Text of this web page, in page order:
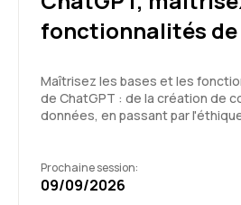
Fabienne P.
Notre formateur Jean-Luc
Cependant, pour moi il
cours et le niveau de groupe
fonctionnalités de
Maîtrisez les bases et les
de ChatGPT : de la création de
données, en passant par
Prochaine session:
09/09/2026